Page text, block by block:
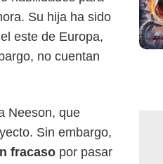
Su hija ha sido
este de Europa,
no cuentan
Neeson, que
Sin embargo,
fracaso por pasar